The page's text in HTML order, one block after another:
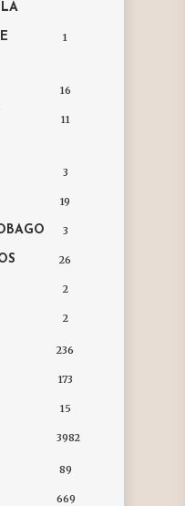
1
16
11
3
19
3
26
2
2
236
173
15
3982
89
669